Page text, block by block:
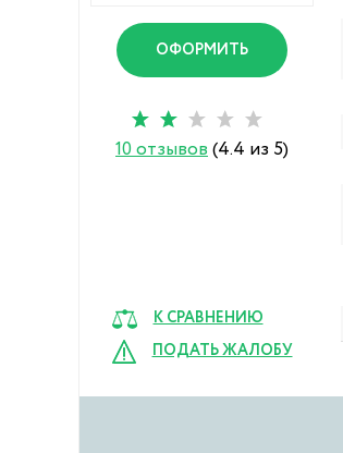
ОФОРМИТЬ
10 отзывов(4.4 из 5)
К СРАВНЕНИЮ
ПОДАТЬ ЖАЛОБУ